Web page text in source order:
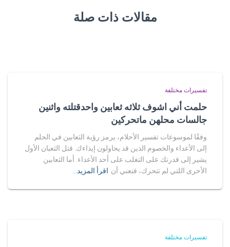
مقالات ذات صلة
تفسيرات مختلفة
حلمت أني اشوف ثلاثه ثعابين واحدقتلته واثنين
جالسات محلهن ماتحركين
وفقًا لموسوعات تفسير الأحلام، يرمز رؤية الثعابين في الحلم
إلى الأعداء والخصوم الذين قد يحاولون إيذاءك. قتل الثعبان الأول
يشير إلى قدرتك على التغلب على أحد الأعداء. أما الثعابين
الأخرى اللتي لم تتحرك، فتعني أن اقرأ المزيد…
تفسيرات مختلفة